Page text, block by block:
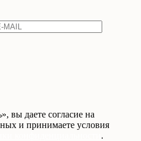
вы даете согласие на
и принимаете условия
.